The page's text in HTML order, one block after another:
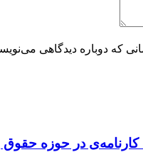
که دوباره دیدگاهی
در حوزه حقوق